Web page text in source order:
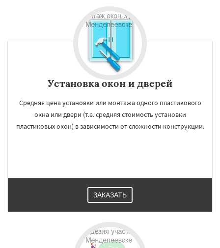
Установка окон и дверей
Средняя цена установки или монтажа одного пластикового
окна или двери (т.е. средняя стоимость установки
пластиковых окон) в зависимости от сложности конструкции.
ЗАКАЗАТЬ